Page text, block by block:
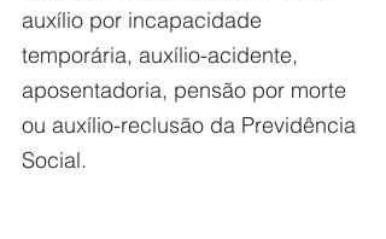
auxílio por incapacidade
temporária, auxílio-acidente,
aposentadoria, pensão por morte
ou auxílio-reclusão da Previdência
Social.